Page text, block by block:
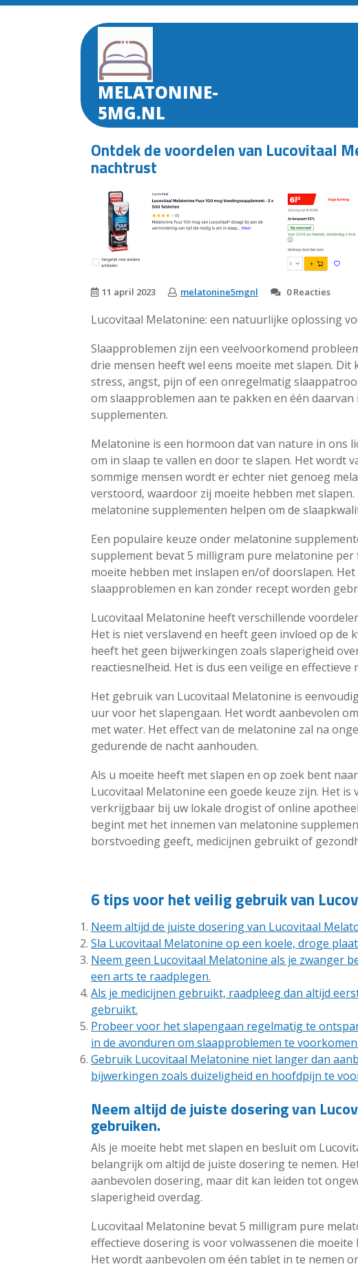
Skip
MELATONINE-
5MG.NL
Ontdek de voordelen van Lucovitaal
nachtrust
11 april 2023 melatonine5mgnl 0 Reacties
Lucovitaal Melatonine: een natuurlijke oplossing
Slaapproblemen zijn een veelvoorkomend
drie mensen heeft wel eens moeite met slapen.
stress, angst, pijn of een onregelmatig
om slaapproblemen aan te pakken en één
supplementen.
Melatonine is een hormoon dat van nature in ons
om in slaap te vallen en door te slapen. Het wordt
sommige mensen wordt er echter niet genoeg
verstoord, waardoor zij moeite hebben met
melatonine supplementen helpen om de
Een populaire keuze onder melatonine
supplement bevat 5 milligram pure melatonine
moeite hebben met inslapen en/of doorslapen.
slaapproblemen en kan zonder recept worden
Lucovitaal Melatonine heeft verschillende
Het is niet verslavend en heeft geen invloed op de
heeft het geen bijwerkingen zoals slaperigheid
reactiesnelheid. Het is dus een veilige en
Het gebruik van Lucovitaal Melatonine is
uur voor het slapengaan. Het wordt aanbevolen
met water. Het effect van de melatonine zal na
gedurende de nacht aanhouden.
Als u moeite heeft met slapen en op zoek bent
Lucovitaal Melatonine een goede keuze zijn. Het
verkrijgbaar bij uw lokale drogist of online
begint met het innemen van melatonine
borstvoeding geeft, medicijnen gebruikt of
6 tips voor het veilig gebruik van
Neem altijd de juiste dosering van Lucovitaal
Sla Lucovitaal Melatonine op een koele, droge
Neem geen Lucovitaal Melatonine als je zwanger
een arts te raadplegen.
Als je medicijnen gebruikt, raadpleeg dan altijd
gebruikt.
Probeer voor het slapengaan regelmatig te
in de avonduren om slaapproblemen te
Gebruik Lucovitaal Melatonine niet langer dan
bijwerkingen zoals duizeligheid en hoofdpijn te
Neem altijd de juiste dosering van
gebruiken.
Als je moeite hebt met slapen en besluit om
belangrijk om altijd de juiste dosering te nemen.
aanbevolen dosering, maar dit kan leiden tot
slaperigheid overdag.
Lucovitaal Melatonine bevat 5 milligram pure
effectieve dosering is voor volwassenen die
Het wordt aanbevolen om één tablet in te nemen